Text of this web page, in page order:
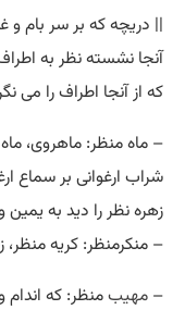
|| دریچه که بر سر بام و
آنجا نشسته نظر به
که از آنجا اطراف را می
– ماه منظر: ماهروی،
شراب ارغوانی بر سماع
زهره نظر را دید به
– منکرمنظر: کریه
– مهیبمنظر: که اندام